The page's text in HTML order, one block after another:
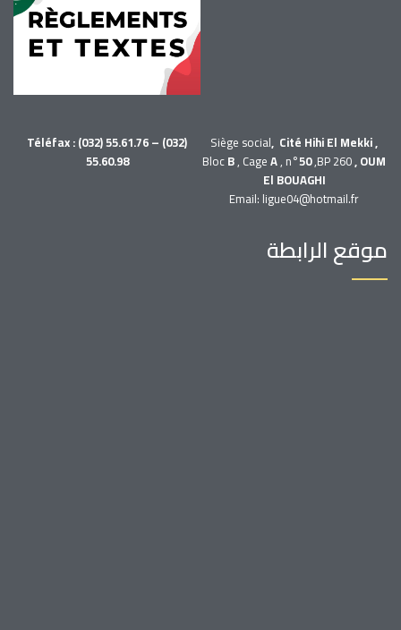
Siège social, Cité Hihi El Mekki ,
BlocB, CageA, n°50,BP 260, OUM
El BOUAGHI
Téléfax : (032) 55.61.76 – (032)
55.60.98
Email: ligue04@hotmail.fr
موقع الرابطة